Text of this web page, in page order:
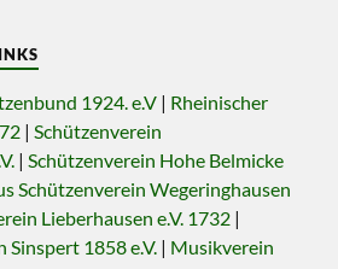
1924. e.V | Rheinischer
|Schützenverein
|Schützenverein Hohe Belmicke
Schützenverein Wegeringhausen
Lieberhausen e.V. 1732 |
1858 e.V. | Musikverein